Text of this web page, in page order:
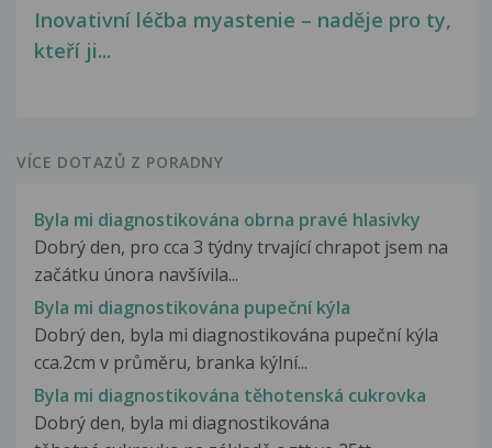
Inovativní léčba myastenie – naděje pro ty,
kteří ji...
VÍCE DOTAZŮ Z PORADNY
Byla mi diagnostikována obrna pravé hlasivky
Dobrý den, pro cca 3 týdny trvající chrapot jsem na
začátku února navšívila...
Byla mi diagnostikována pupeční kýla
Dobrý den, byla mi diagnostikována pupeční kýla
cca.2cm v průměru, branka kýlní...
Byla mi diagnostikována těhotenská cukrovka
Dobrý den, byla mi diagnostikována